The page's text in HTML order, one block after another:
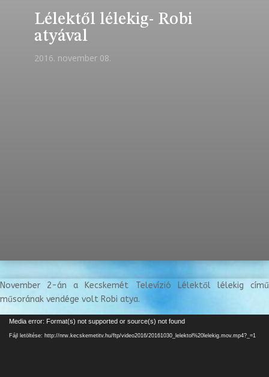
Lélektől lélekig- Robi
atyával
2016. november 08.
November 2-án a Kecskemét Televízió Lélektől lélekig című
műsorának vendége volt Robi atya.
Videólejátszó
Media error: Format(s) not supported or source(s) not found
Fájl letöltése: http://nrw.kecskemetitv.hu/ftp/video2016/20161030_lelektol%20lelekig.mov.mp4?_=1